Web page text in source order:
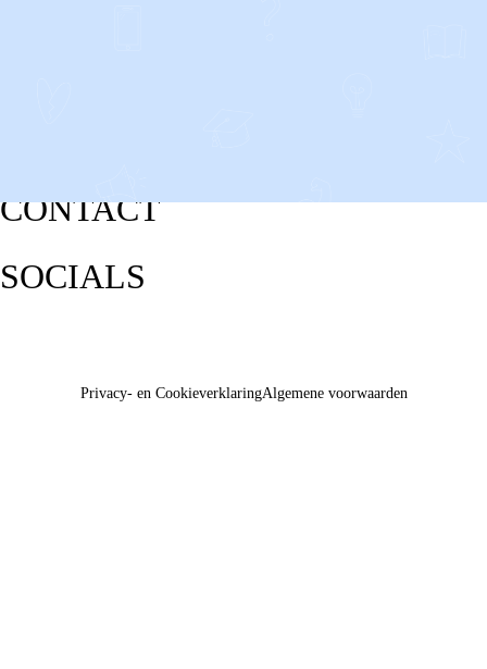
CONTACT
SOCIALS
Privacy- en CookieverklaringAlgemene voorwaarden